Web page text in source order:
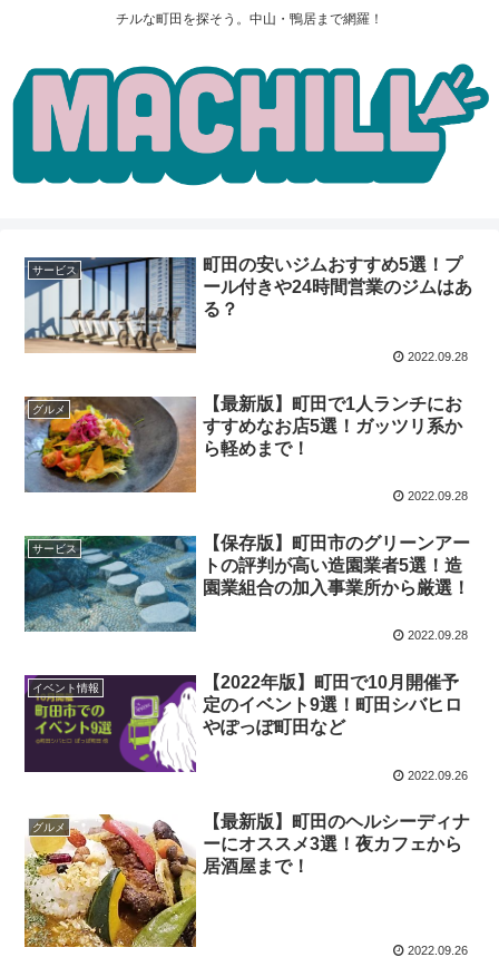
チルな町田を探そう。中山・鴨居まで網羅！
サービス
町田の安いジムおすすめ5選！プ
ール付きや24時間営業のジムはあ
る？
2022.09.28
グルメ
【最新版】町田で1人ランチにお
すすめなお店5選！ガッツリ系か
ら軽めまで！
2022.09.28
サービス
【保存版】町田市のグリーンアー
トの評判が高い造園業者5選！造
園業組合の加入事業所から厳選！
2022.09.28
イベント情報
【2022年版】町田で10月開催予
定のイベント9選！町田シバヒロ
やぽっぽ町田など
2022.09.26
グルメ
【最新版】町田のヘルシーディナ
ーにオススメ3選！夜カフェから
居酒屋まで！
2022.09.26